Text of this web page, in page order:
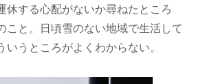
休する心配がないか尋ねたところ
こと。日頃雪のない地域で生活して
いうところがよくわからない。